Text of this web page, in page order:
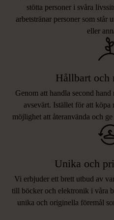
stötta personer i svåra
arbetstränar personer som står
eller
Hållbart
Genom att handla second
avsevärt. Istället för att köpa
möjlighet att återanvända och
Unika och
Vi erbjuder ett brett utbud av
till böcker och elektronik i våra
unika och originella föremål
LIKNANDE
Hitta produkter som